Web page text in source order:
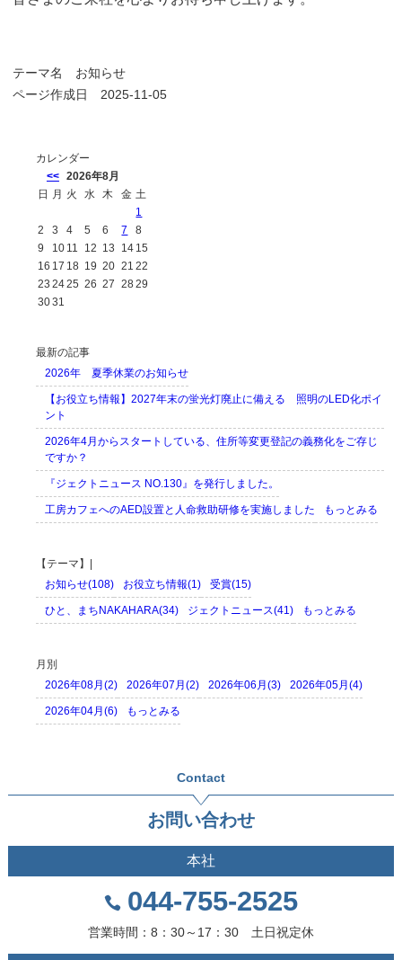
テーマ名 お知らせ
ページ作成日 2025-11-05
カレンダー
<<
2026年8月
日
月 火 水 木 金 土
1
2
3 4 5 6 7
8
9
10 11 12 13 14 15
16 17 18 19 20 21 22
23 2425 26 27 2829
3031
最新の記事
2026年 夏季休業のお知らせ
【お役立ち情報】2027年末の蛍光灯廃止に備える 照明のLED化ポイ
ント
2026年4月からスタートしている、住所等変更登記の義務化をご存じ
ですか？
『ジェクトニュース NO.130』を発行しました。
工房カフェへのAED設置と人命救助研修を実施しました もっとみる
【テーマ】|
お知らせ(108)
お役立ち情報(1) 受賞(15)
ひと、まちNAKAHARA(34) ジェクトニュース(41) もっとみる
月別
2026年08月(2)
2026年07月(2) 2026年06月(3) 2026年05月(4)
2026年04月(6) もっとみる
Contact
お問い合わせ
本社
044-755-2525
営業時間：8：30～17：30 土日祝定休